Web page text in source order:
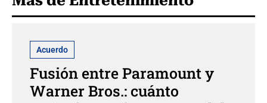
Acuerdo
Fusión entre Paramount y
Warner Bros.: cuánto